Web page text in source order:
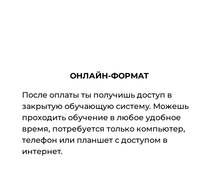
ОНЛАЙН-ФОРМАТ
После оплаты ты получишь доступ в
закрытую обучающую систему. Можешь
проходить обучение в любое удобное
время, потребуется только компьютер,
телефон или планшет с доступом в
интернет.